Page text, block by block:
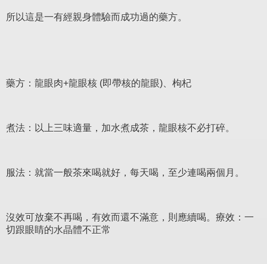
所以這是一有經親身體驗而成功過的藥方。
藥方：龍眼肉+龍眼核 (即帶核的龍眼)、枸杞
煮法：以上三味適量，加水煮成茶，龍眼核不必打碎。
服法：就當一般茶來喝就好，每天喝，至少連喝兩個月。
沒效可放棄不再喝，有效而還不滿意，則應續喝。療效：一
切跟眼睛的水晶體不正常